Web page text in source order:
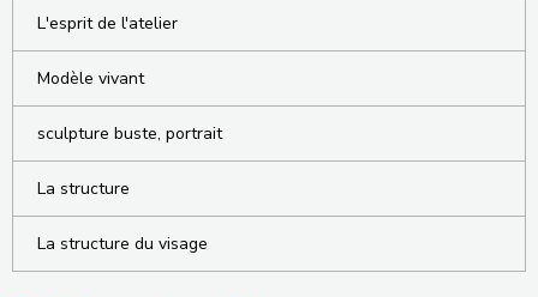
L'esprit de l'atelier
Modèle vivant
sculpture buste, portrait
La structure
La structure du visage